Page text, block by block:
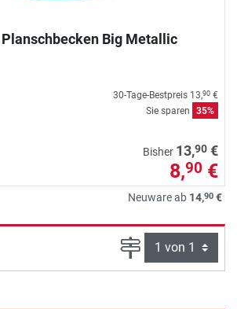
Big Metallic
30-Tage-Bestpreis 13,90 €
Sie sparen
35%
Bisher 13,90 €
8,90 €
Neuware ab 14,90 €
Seite